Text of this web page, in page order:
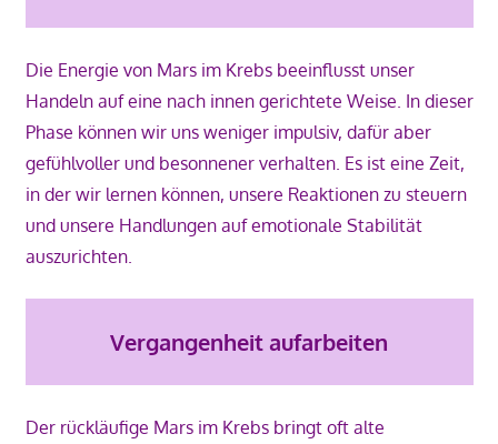
Die Energie von Mars im Krebs beeinflusst unser
Handeln auf eine nach innen gerichtete Weise. In dieser
Phase können wir uns weniger impulsiv, dafür aber
gefühlvoller und besonnener verhalten. Es ist eine Zeit,
in der wir lernen können, unsere Reaktionen zu steuern
und unsere Handlungen auf emotionale Stabilität
auszurichten.
Vergangenheit aufarbeiten
Der rückläufige Mars im Krebs bringt oft alte